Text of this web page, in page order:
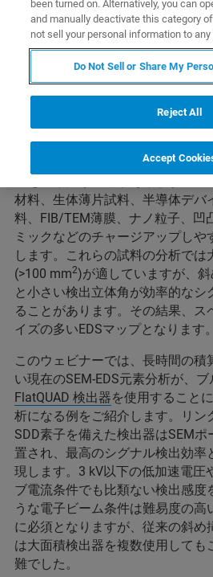
XFlash®FlatQUAD
ない感度とスピー
高いEDS分析を実
走査電子顕微鏡（SEM）でのエネ
（EDS、EDX）による元素分析で
材料、生体薄片試料、半導体デバ
料、FIB/TEM薄膜、ナノ粒子、凹
ミックなどのチャージアップしや
します。これらの試料の分析では
(>100 mm2)が適していますが、
と小さい検出立体角が効率的なシ
ることがあります。その結果、ス
イズの多いEDSマップとなります。
このウェビナーでは、長時間の積
い現在のSEM-EDS元素分析が、
FlatQUAD 検出器を使用すること
析になる例をご紹介します。リン
SDD素子を備えた検出器はSEM
置され、最高のシグナル検出効率
現します。3 kV以下の低加速電圧
ブ電流条件でも比類ない検出感度
うな電子ビーム条件は難易度の高
に必須となりますが、従来の斜め
は大面積検出器を複数使用しても
難でした。
been turned on. Alternatively, you can
and manually deactivate this category
not sell your personal information to any
Do Not Sell or Share My
Reject All
Accept